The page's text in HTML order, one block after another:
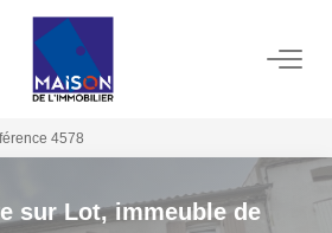
4578
sur Lot, immeuble de